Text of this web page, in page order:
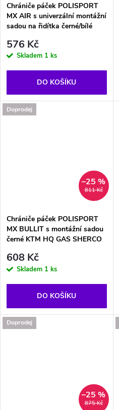
Chrániče páček POLISPORT
MX AIR s univerzální montážní
sadou na řidítka černé/bílé
576 Kč
Skladem 1 ks
DO KOŠÍKU
Doprodej
811 Kč
–25 %
Chrániče páček POLISPORT
MX BULLIT s montážní sadou
černé KTM HQ GAS SHERCO
608 Kč
Skladem 1 ks
DO KOŠÍKU
Doprodej
875 Kč
–25 %